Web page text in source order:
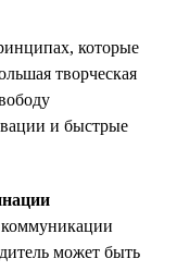
которые
творческая
и быстрые
может быть